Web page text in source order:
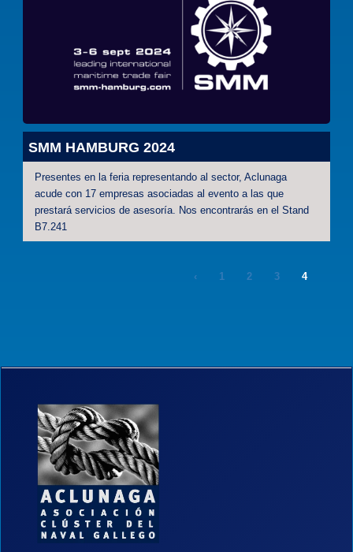
SMM HAMBURG 2024
Presentes en la feria representando al sector, Aclunaga
acude con 17 empresas asociadas al evento a las que
prestará servicios de asesoría. Nos encontrarás en el Stand
B7.241
‹ 1 2 3 4